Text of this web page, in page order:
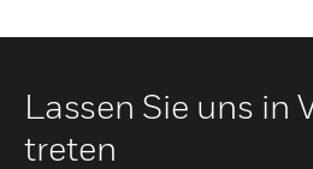
Lassen Sie uns in
treten